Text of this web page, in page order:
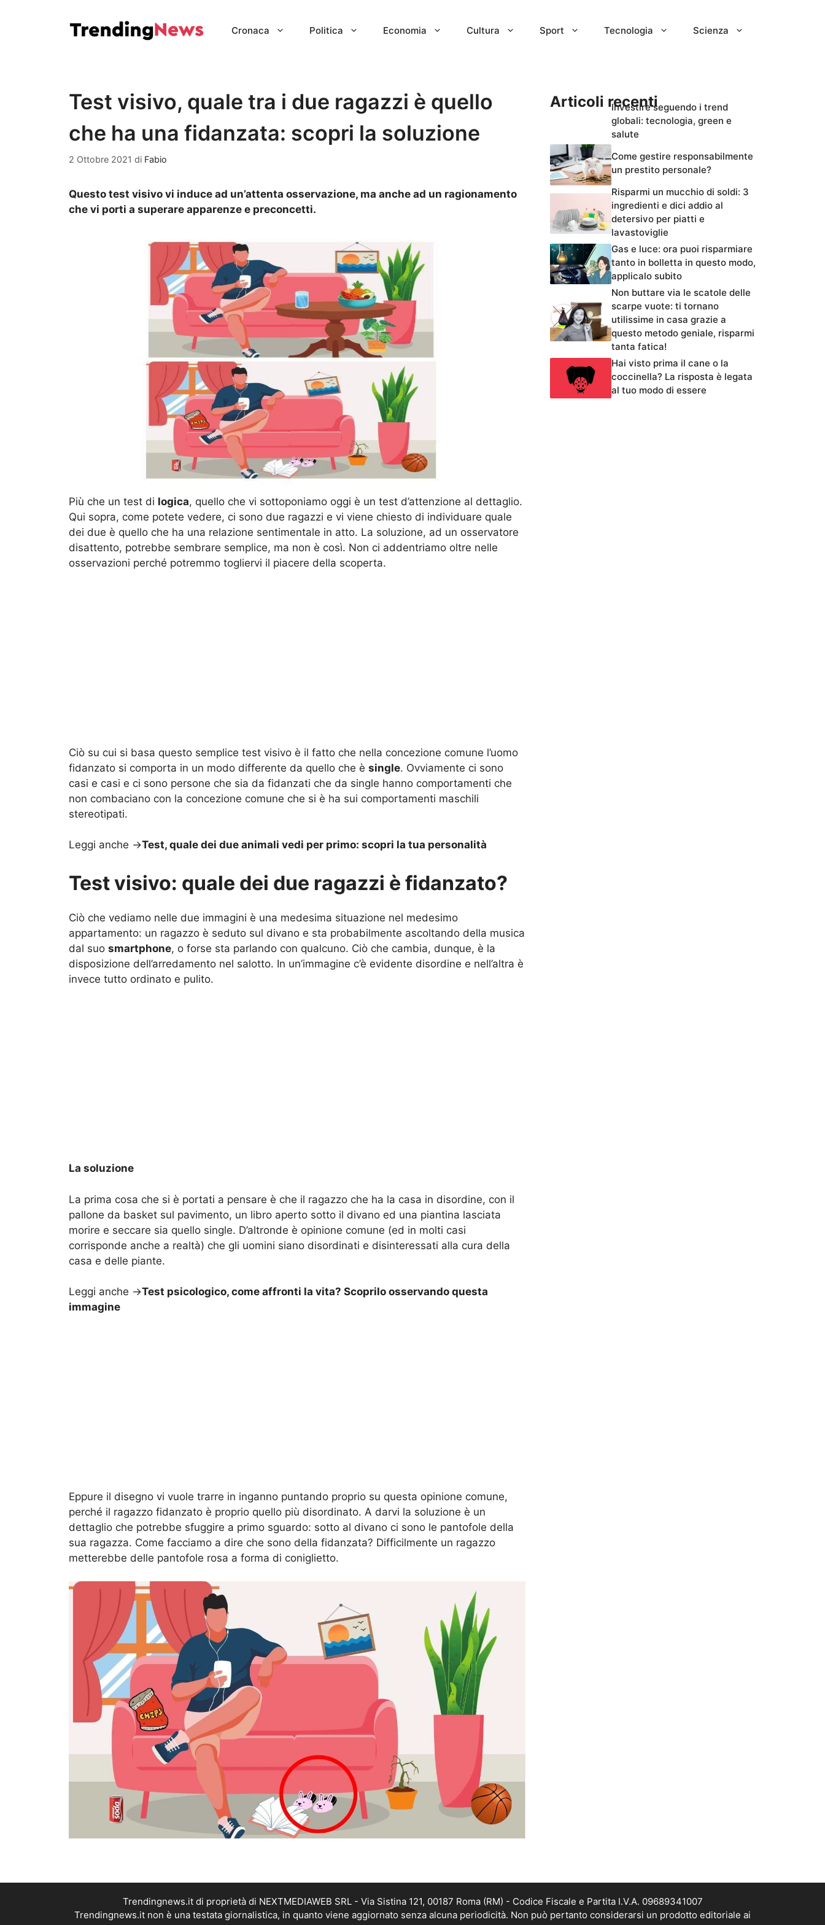
Cronaca Politica Economia Cultura Sport Tecnologia Scienza
Test visivo, quale tra i due ragazzi è quello
che ha una fidanzata: scopri la soluzione
2 Ottobre 2021 di Fabio
Questo test visivo vi induce ad un’attenta osservazione, ma anche ad un ragionamento
che vi porti a superare apparenze e preconcetti.
Più che un test di logica, quello che vi sottoponiamo oggi è un test d’attenzione al dettaglio.
Qui sopra, come potete vedere, ci sono due ragazzi e vi viene chiesto di individuare quale
dei due è quello che ha una relazione sentimentale in atto. La soluzione, ad un osservatore
disattento, potrebbe sembrare semplice, ma non è così. Non ci addentriamo oltre nelle
osservazioni perché potremmo togliervi il piacere della scoperta.
Ciò su cui si basa questo semplice test visivo è il fatto che nella concezione comune l’uomo
fidanzato si comporta in un modo differente da quello che è single. Ovviamente ci sono
casi e casi e ci sono persone che sia da fidanzati che da single hanno comportamenti che
non combaciano con la concezione comune che si è ha sui comportamenti maschili
stereotipati.
Leggi anche ->Test, quale dei due animali vedi per primo: scopri la tua personalità
Test visivo: quale dei due ragazzi è fidanzato?
Ciò che vediamo nelle due immagini è una medesima situazione nel medesimo
appartamento: un ragazzo è seduto sul divano e sta probabilmente ascoltando della musica
dal suo smartphone, o forse sta parlando con qualcuno. Ciò che cambia, dunque, è la
disposizione dell’arredamento nel salotto. In un’immagine c’è evidente disordine e nell’altra è
invece tutto ordinato e pulito.
La soluzione
La prima cosa che si è portati a pensare è che il ragazzo che ha la casa in disordine, con il
pallone da basket sul pavimento, un libro aperto sotto il divano ed una piantina lasciata
morire e seccare sia quello single. D’altronde è opinione comune (ed in molti casi
corrisponde anche a realtà) che gli uomini siano disordinati e disinteressati alla cura della
casa e delle piante.
Leggi anche ->Test psicologico, come affronti la vita? Scoprilo osservando questa
immagine
Eppure il disegno vi vuole trarre in inganno puntando proprio su questa opinione comune,
perché il ragazzo fidanzato è proprio quello più disordinato. A darvi la soluzione è un
dettaglio che potrebbe sfuggire a primo sguardo: sotto al divano ci sono le pantofole della
sua ragazza. Come facciamo a dire che sono della fidanzata? Difficilmente un ragazzo
metterebbe delle pantofole rosa a forma di coniglietto.
Articoli recentiInvestire seguendo i trend
globali: tecnologia, green e
salute
Come gestire responsabilmente
un prestito personale?
Risparmi un mucchio di soldi: 3
ingredienti e dici addio al
detersivo per piatti e
lavastoviglie
Gas e luce: ora puoi risparmiare
tanto in bolletta in questo modo,
applicalo subito
Non buttare via le scatole delle
scarpe vuote: ti tornano
utilissime in casa grazie a
questo metodo geniale, risparmi
tanta fatica!
Hai visto prima il cane o la
coccinella? La risposta è legata
al tuo modo di essere
Trendingnews.it di proprietà di NEXTMEDIAWEB SRL - Via Sistina 121, 00187 Roma (RM) - Codice Fiscale e Partita I.V.A. 09689341007
Trendingnews.it non è una testata giornalistica, in quanto viene aggiornato senza alcuna periodicità. Non può pertanto considerarsi un prodotto editoriale ai